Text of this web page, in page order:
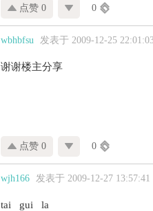
点赞 0 0
wbhbfsu 发表于 2009-12-25
谢谢楼主分享
点赞 0 0
wjh166 发表于 2009-12-27 13:57:41
tai gui la